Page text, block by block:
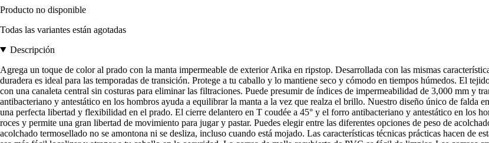
Producto no disponible
Todas las variantes están agotadas
Descripción
Agrega un toque de color al prado con la manta impermeable de exterior Arika en ripstop. Desarrollada con las mismas
duradera es ideal para las temporadas de transición. Protege a tu caballo y lo mantiene seco y cómodo en tiempos húmedos. El
con una canaleta central sin costuras para eliminar las filtraciones. Puede presumir de índices de impermeabilidad de 3,000 mm y
antibacteriano y antestático en los hombros ayuda a equilibrar la manta a la vez que realza el brillo. Nuestro diseño único de falda
una perfecta libertad y flexibilidad en el prado. El cierre delantero en T coudée a 45° y el forro antibacteriano y antestático en los
roces y permite una gran libertad de movimiento para jugar y pastar. Puedes elegir entre las diferentes opciones de peso de
acolchado termosellado no se amontona ni se desliza, incluso cuando está mojado. Las características técnicas prácticas hacen de